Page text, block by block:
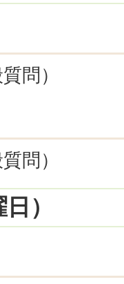
問）
問）
）